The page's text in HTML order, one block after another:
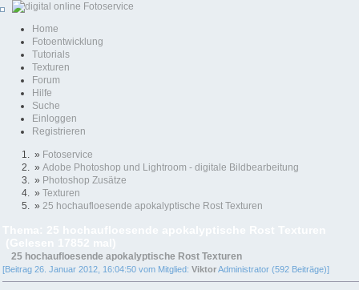
Home
Fotoentwicklung
Tutorials
Texturen
Forum
Hilfe
Suche
Einloggen
Registrieren
» Fotoservice
» Adobe Photoshop und Lightroom - digitale Bildbearbeitung
» Photoshop Zusätze
» Texturen
» 25 hochaufloesende apokalyptische Rost Texturen
25 hochaufloesende apokalyptische Rost Texturen
[Beitrag 26. Januar 2012, 16:04:50 vom Mitglied: ViktorAdministrator (592 Beiträge)]